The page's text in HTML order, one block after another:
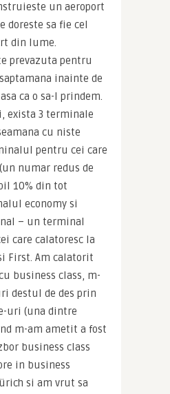
un aeroport
doreste sa fie cel
din lume.
prevazuta pentru
inainte de
ca o sa-l prindem.
exista 3 terminale
cu niste
pentru cei care
numar redus de
10% din tot
economy si
– un terminal
care calatoresc la
First. Am calatorit
business class, m-
destul de des prin
uri (una dintre
m-am ametit a fost
business class
in business
si am vrut sa